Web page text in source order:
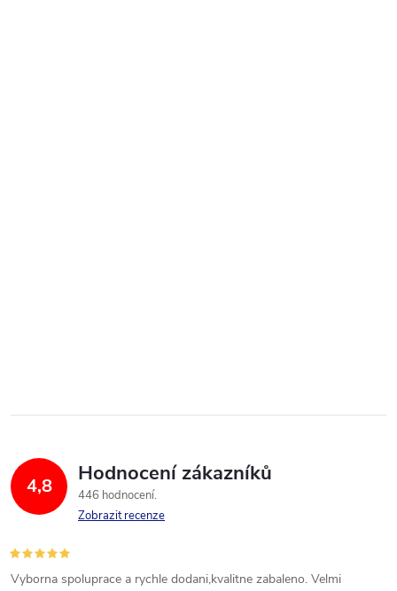
4,8 Hodnocení zákazníků
446 hodnocení
Zobrazit recenze
Vyborna spoluprace a rychle dodani,kvalitne zabaleno. Velmi